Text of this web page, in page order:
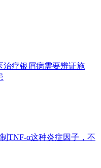
治疗银屑病需要辨证施
TNF-α这种炎症因子，不